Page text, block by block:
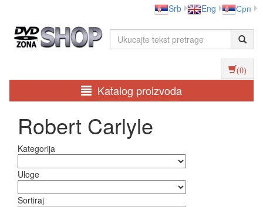
Srb Eng Срп
(0)
Katalog proizvoda
Robert Carlyle
Kategorija
Uloge
Sortiraj